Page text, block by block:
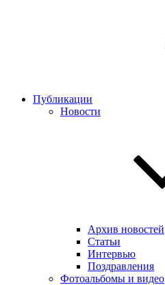
Публикации
Новости
Архив новостей
Статьи
Интервью
Поздравления
Фотоальбомы и видео